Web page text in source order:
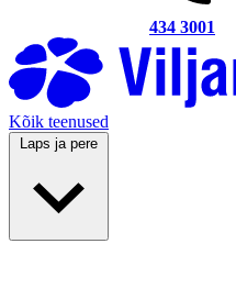
434 3001
Kõik teenused
Laps ja pere